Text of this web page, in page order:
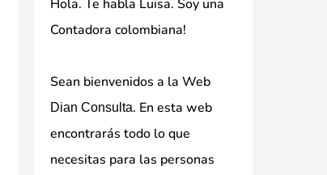
Hola. Te habla Luisa. Soy una
Contadora colombiana!
Sean bienvenidos a la Web
Dian Consulta. En esta web
encontrarás todo lo que
necesitas para las personas